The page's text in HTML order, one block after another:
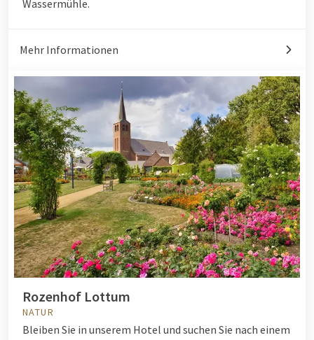
Wassermühle.
Mehr Informationen
Rozenhof Lottum
NATUR
Bleiben Sie in unserem Hotel und suchen Sie nach einem